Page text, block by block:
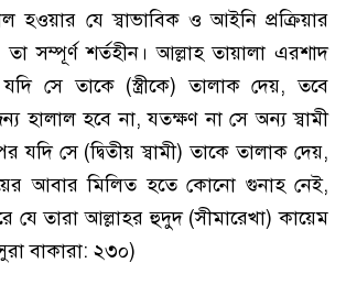
হওয়ার যে স্বাভাবিক ও আইনি প্রক্রিয়ার
সম্পূর্ণ শর্তহীন। আল্লাহ তায়ালা এরশাদ
সে তাকে (স্ত্রীকে) তালাক দেয়, তবে
হালাল হবে না, যতক্ষণ না সে অন্য স্বামী
যদি সে (দ্বিতীয় স্বামী) তাকে তালাক দেয়,
আবার মিলিত হতে কোনো গুনাহ নেই,
যে তারা আল্লাহর হুদুদ (সীমারেখা) কায়েম
বাকারা: ২৩০)